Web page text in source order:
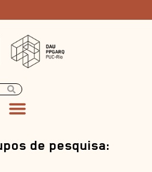
de pesquisa: